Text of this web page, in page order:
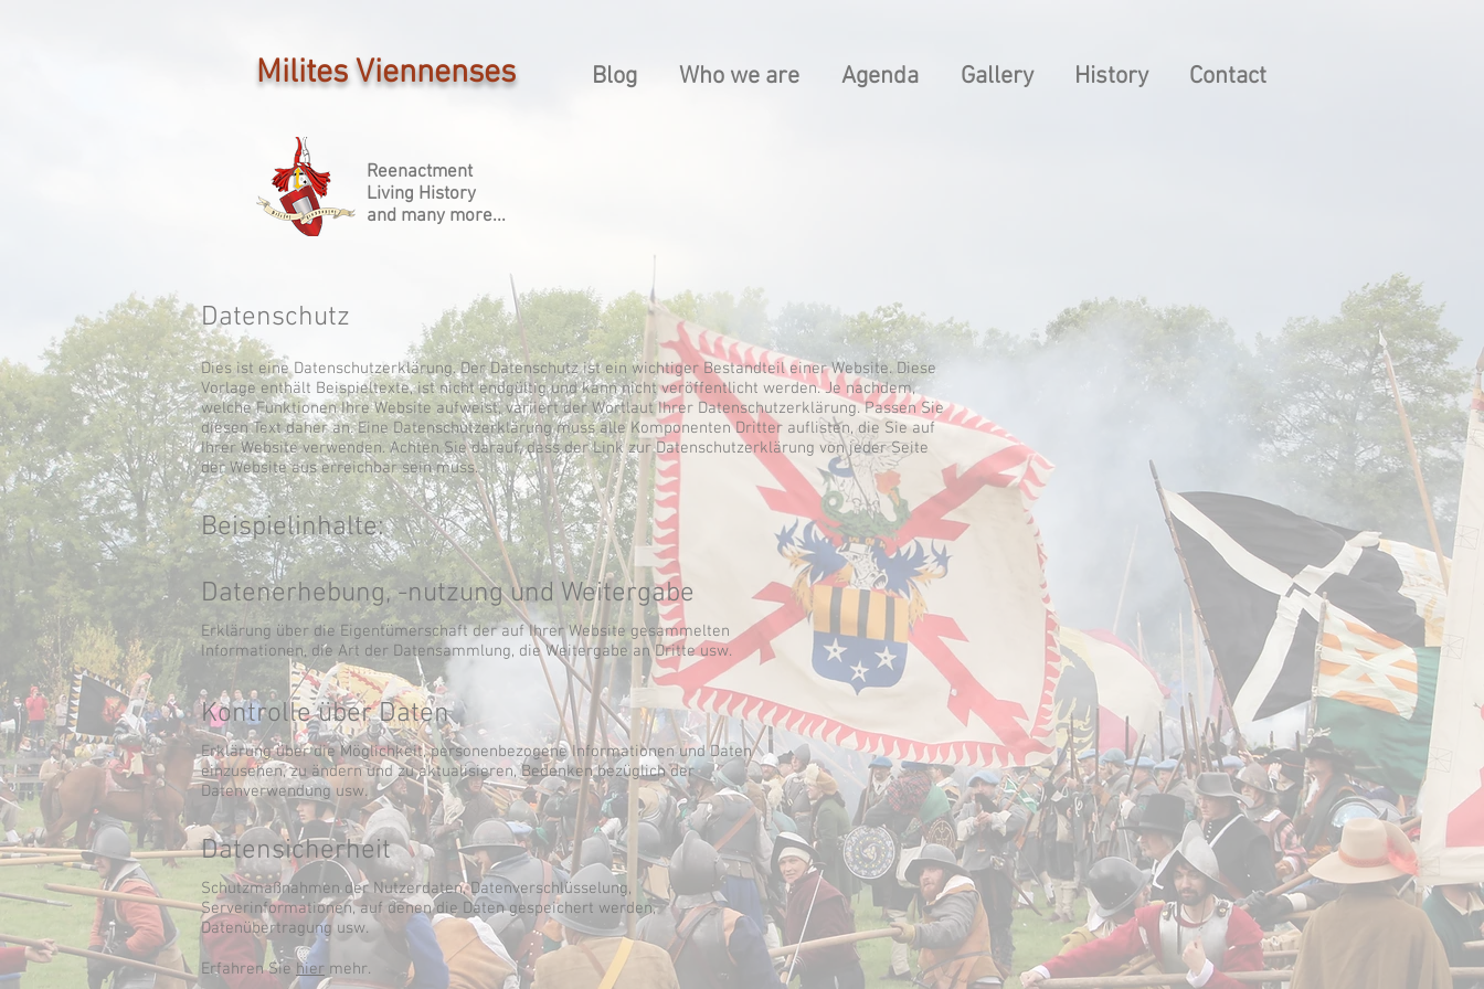
Milites Viennenses Blog Who we are Agenda Gallery History Contact
Reenactment
Living History
and many more...
Datenschutz
Dies ist eine Datenschutzerklärung. Der Datenschutz ist ein wichtiger Bestandteil einer Website. Diese
Vorlage enthält Beispieltexte, ist nicht endgültig und kann nicht veröffentlicht werden. Je nachdem,
welche Funktionen Ihre Website aufweist, variiert der Wortlaut Ihrer Datenschutzerklärung. Passen Sie
diesen Text daher an. Eine Datenschutzerklärung muss alle Komponenten Dritter auflisten, die Sie auf
Ihrer Website verwenden. Achten Sie darauf, dass der Link zur Datenschutzerklärung von jeder Seite
der Website aus erreichbar sein muss.
Beispielinhalte:
Datenerhebung, -nutzung und Weitergabe
Erklärung über die Eigentümerschaft der auf Ihrer Website gesammelten
Informationen, die Art der Datensammlung, die Weitergabe an Dritte usw.
Kontrolle über Daten
Erklärung über die Möglichkeit, personenbezogene Informationen und Daten
einzusehen, zu ändern und zu aktualisieren, Bedenken bezüglich der
Datenverwendung usw.
Datensicherheit
Schutzmaßnahmen der Nutzerdaten, Datenverschlüsselung,
Serverinformationen, auf denen die Daten gespeichert werden,
Datenübertragung usw.
Erfahren Sie hier mehr.